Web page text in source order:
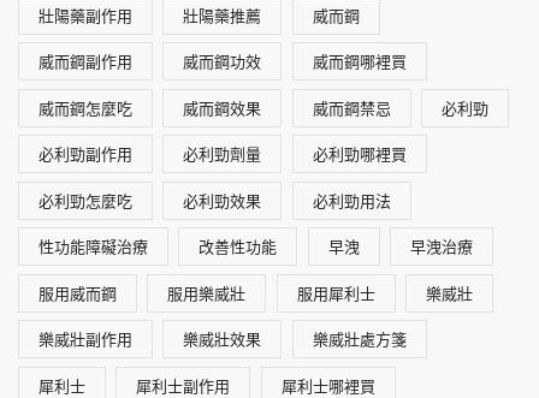
壯陽藥副作用 壯陽藥推薦 威而鋼
威而鋼副作用 威而鋼功效 威而鋼哪裡買
威而鋼怎麼吃 威而鋼效果 威而鋼禁忌 必利勁
必利勁副作用 必利勁劑量 必利勁哪裡買
必利勁怎麼吃 必利勁效果 必利勁用法
性功能障礙治療 改善性功能 早洩 早洩治療
服用威而鋼 服用樂威壯 服用犀利士 樂威壯
樂威壯副作用 樂威壯效果 樂威壯處方箋
犀利士 犀利士副作用 犀利士哪裡買